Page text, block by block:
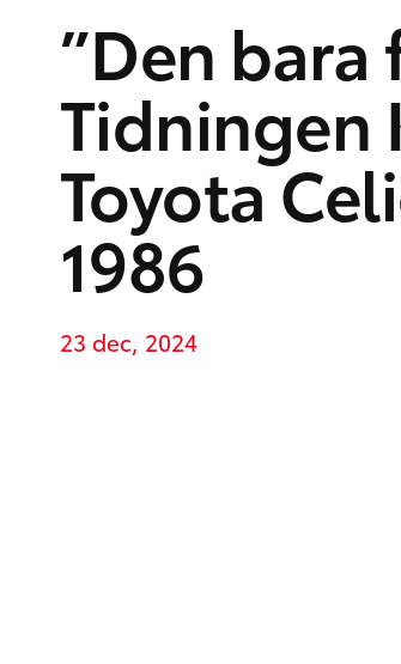
”Den bara
Tidningen
Toyota
1986
23 dec, 2024